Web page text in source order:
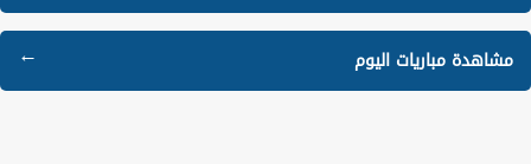
مشاهدة مباريات اليوم